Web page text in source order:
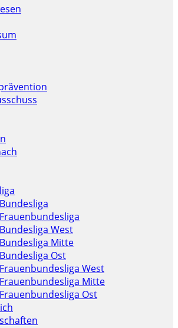
West
Mitte
Ost
West
Mitte
Ost